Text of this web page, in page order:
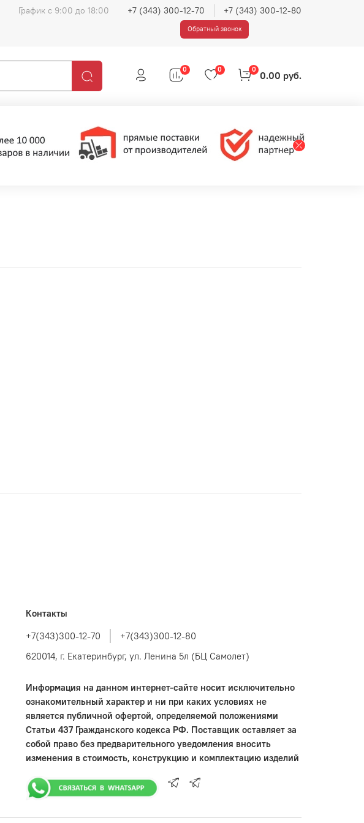
График с 9:00 до 18:00 +7 (343) 300-12-70 +7 (343) 300-12-80
Обратный звонок
0 0 0 0.00 руб.
Контакты
+7(343)300-12-70
+7(343)300-12-80
620014, г. Екатеринбург, ул. Ленина 5л (БЦ Самолет)
Информация на данном интернет-сайте носит исключительно
ознакомительный характер и ни при каких условиях не
является публичной офертой, определяемой положениями
Статьи 437 Гражданского кодекса РФ. Поставщик оставляет за
собой право без предварительного уведомления вносить
изменения в стоимость, конструкцию и комплектацию изделий